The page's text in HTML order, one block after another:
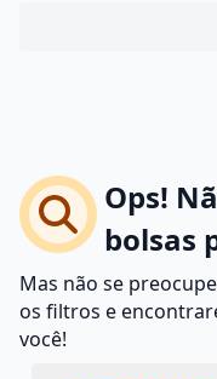
Ops!
bolsas
Mas não se
os filtros e
você!